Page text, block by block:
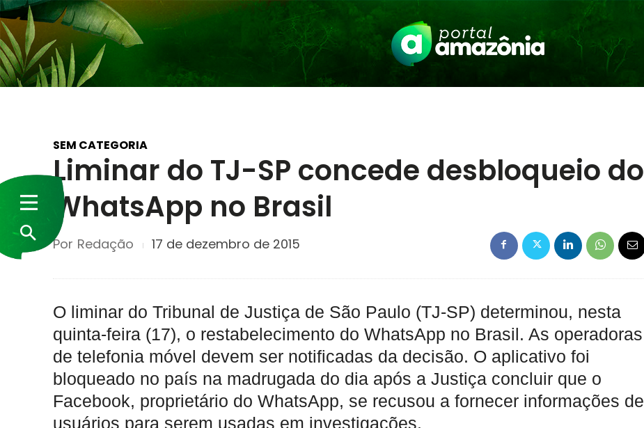
SEM CATEGORIA
Liminar do TJ-SP concede desbloqueio do
WhatsApp no Brasil
Por Redação 17 de dezembro de 2015
O liminar do Tribunal de Justiça de São Paulo (TJ-SP) determinou, nesta
quinta-feira (17), o restabelecimento do WhatsApp no Brasil. As operadoras
de telefonia móvel devem ser notificadas da decisão. O aplicativo foi
bloqueado no país na madrugada do dia após a Justiça concluir que o
Facebook, proprietário do WhatsApp, se recusou a fornecer informações de
usuários para serem usadas em investigações.